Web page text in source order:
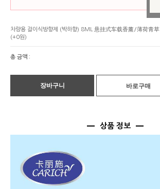
차량용 걸이식방향제 (박하향) 8ML 悬挂式车载香薰/薄荷青草
(+0원)
총 금액 :
상품 정보